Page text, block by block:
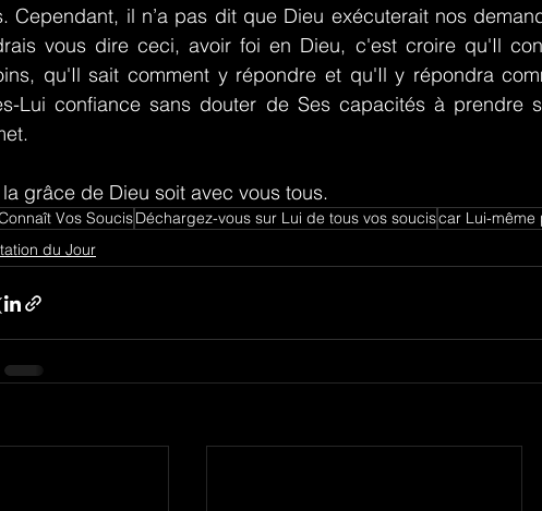
Cependant, il n’a pas dit que Dieu exécuterait nos
vous dire ceci, avoir foi en Dieu, c'est croire qu'Il
qu'Il sait comment y répondre et qu'Il y répondra
Lui confiance sans douter de Ses capacités à prendre
grâce de Dieu soit avec vous tous.
Vos SoucisDéchargez-vous sur Lui de tous vos souciscar Lui-même
du Jour